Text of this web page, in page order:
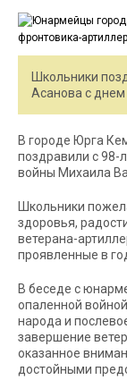
Школьники
Асанова с
В городе Юрга
поздравили с 98-
войны Михаила
Школьники
здоровья,
ветерана-
проявленные в
В беседе с
опаленной
народа и
завершение
оказанное
достойными